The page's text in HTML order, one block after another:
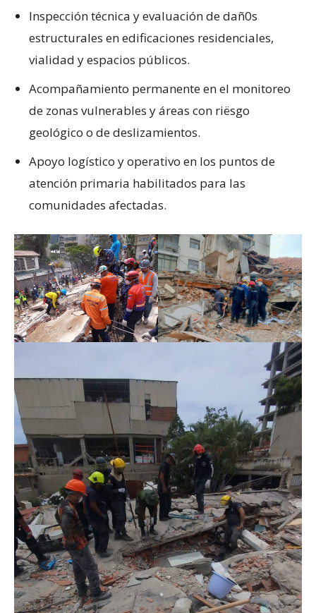
Inspección técnica y evaluación de dañ0s
estructurales en edificaciones residenciales,
vialidad y espacios públicos.
Acompañamiento permanente en el monitoreo
de zonas vulnerables y áreas con riësgo
geológico o de deslizamientos.
Apoyo logístico y operativo en los puntos de
atención primaria habilitados para las
comunidades afectadas.